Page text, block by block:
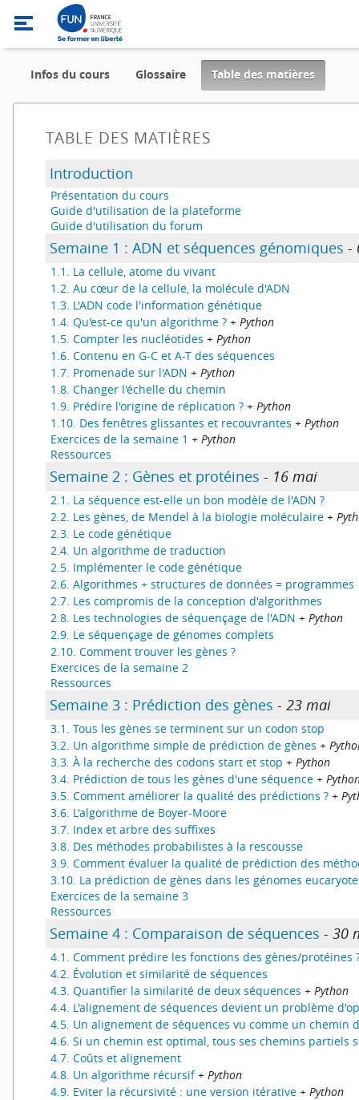
Infos du cours Glossaire Table des matières,
current
location
TABLE DES MATIÈRES
Introduction
Présentation du cours
Guide d'utilisation de la plateforme
Guide d'utilisation du forum
Semaine 1 : ADN et séquences génomiques -
1.1. La cellule, atome du vivant
1.2. Au cœur de la cellule, la molécule d'ADN
1.3. L'ADN code l'information génétique
1.4. Qu'est-ce qu'un algorithme ? + Python
1.5. Compter les nucléotides + Python
1.6. Contenu en G-C et A-T des séquences
1.7. Promenade sur l'ADN + Python
1.8. Changer l'échelle du chemin
1.9. Prédire l'origine de réplication ? + Python
1.10. Des fenêtres glissantes et recouvrantes + Python
Exercices de la semaine 1 + Python
Ressources
Semaine 2 : Gènes et protéines - 16 mai
2.1. La séquence est-elle un bon modèle de l'ADN ?
2.2. Les gènes, de Mendel à la biologie moléculaire +
2.3. Le code génétique
2.4. Un algorithme de traduction
2.5. Implémenter le code génétique
2.6. Algorithmes + structures de données = programmes
2.7. Les compromis de la conception d'algorithmes
2.8. Les technologies de séquençage de l'ADN + Python
2.9. Le séquençage de génomes complets
2.10. Comment trouver les gènes ?
Exercices de la semaine 2
Ressources
Semaine 3 : Prédiction des gènes - 23 mai
3.1. Tous les gènes se terminent sur un codon stop
3.2. Un algorithme simple de prédiction de gènes +
3.3. À la recherche des codons start et stop + Python
3.4. Prédiction de tous les gènes d'une séquence +
3.5. Comment améliorer la qualité des prédictions ? +
3.6. L'algorithme de Boyer-Moore
3.7. Index et arbre des suffixes
3.8. Des méthodes probabilistes à la rescousse
3.9. Comment évaluer la qualité de prédiction des
3.10. La prédiction de gènes dans les génomes
Exercices de la semaine 3
Ressources
Semaine 4 : Comparaison de séquences - 30
4.1. Comment prédire les fonctions des gènes/protéines
4.2. Évolution et similarité de séquences
4.3. Quantifier la similarité de deux séquences + Python
4.4. L'alignement de séquences devient un problème
4.5. Un alignement de séquences vu comme un chemin
4.6. Si un chemin est optimal, tous ses chemins partiels
4.7. Coûts et alignement
4.8. Un algorithme récursif + Python
4.9. Eviter la récursivité : une version itérative + Python